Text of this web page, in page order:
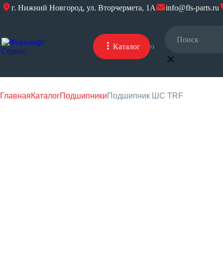
г. Нижний Новгород, ул. Вторчермета, 1А info@fls-parts.ru
Каталог
ГлавнаяКаталогПодшипникиПодшипник ШС TRF